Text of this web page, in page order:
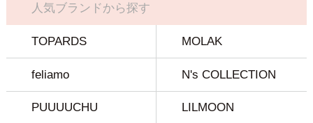
人気ブランドから探す
TOPARDS MOLAK
feliamo N's COLLECTION
PUUUUCHU LILMOON